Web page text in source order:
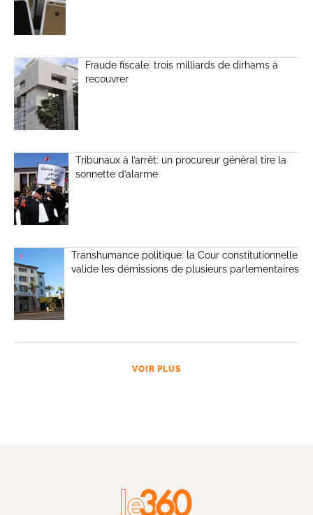
Fraude fiscale: trois milliards de dirhams à
recouvrer
Tribunaux à l’arrêt: un procureur général tire la
sonnette d’alarme
Transhumance politique: la Cour constitutionnelle
valide les démissions de plusieurs parlementaires
VOIR PLUS